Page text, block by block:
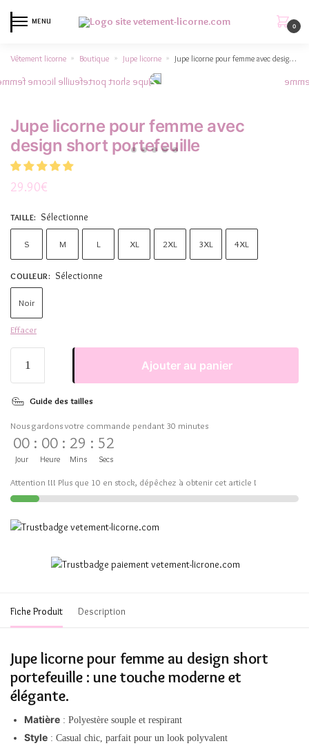
MENU
0
Vêtement licorne » Boutique » Jupe licorne » Jupe licorne pour femme avec design short portefeuille
Jupe licorne pour femme avec
design short portefeuille
29.90€
TAILLE: Sélectionne
S M L XL 2XL 3XL 4XL
COULEUR: Sélectionne
Noir
Effacer
Ajouter au panier
Guide des tailles
Nous gardons votre commande pendant 30 minutes
00
Jour
: 00
Heure
: 29
Mins
: 52
Secs
Attention !!! Plus que 10 en stock, dépêchez à obtenir cet article !
Fiche Produit Description
Jupe licorne pour femme au design short
portefeuille : une touche moderne et
élégante.
Matière : Polyestère souple et respirant
Style : Casual chic, parfait pour un look polyvalent